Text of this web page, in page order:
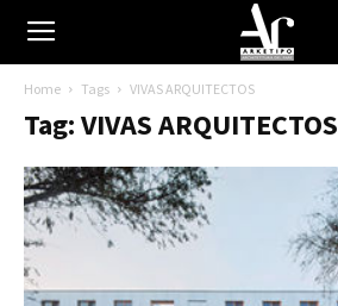
Home Tags VIVAS ARQUITECTOS
Tag: VIVAS ARQUITECTOS